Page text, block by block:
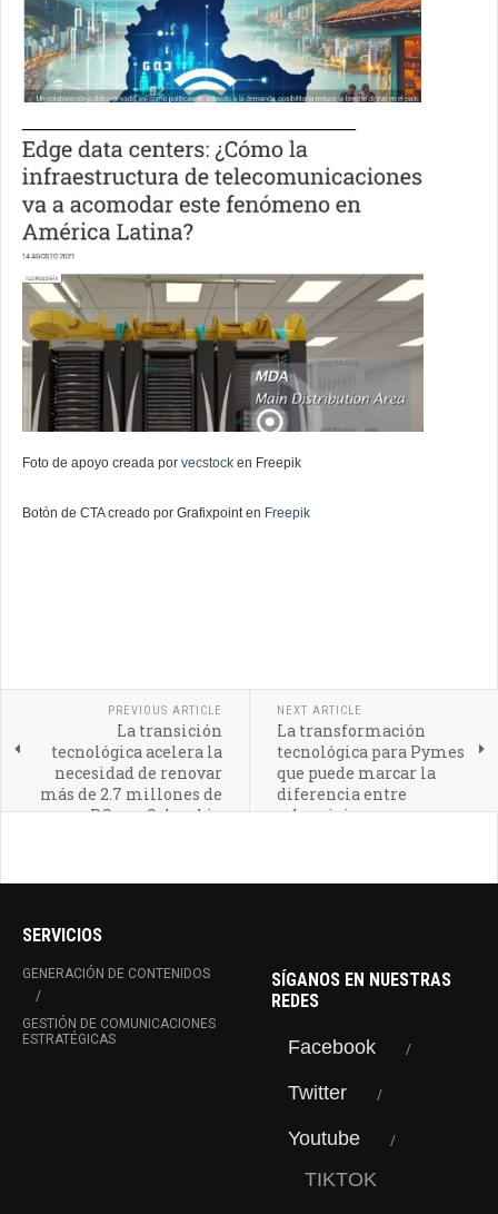
Foto de apoyo creada por vecstock en Freepik
Botón de CTA creado por Grafixpoint en Freepik
PREVIOUS ARTICLE
La transición
tecnológica acelera la
necesidad de renovar
más de 2.7 millones de
PCs en Colombia
NEXT ARTICLE
La transformación
tecnológica para Pymes
que puede marcar la
diferencia entre
sobrevivir y crecer
SERVICIOS
GENERACIÓN DE CONTENIDOS
GESTIÓN DE COMUNICACIONES
ESTRATÉGICAS
SÍGANOS EN NUESTRAS
REDES
Facebook
Twitter
Youtube
TIKTOK